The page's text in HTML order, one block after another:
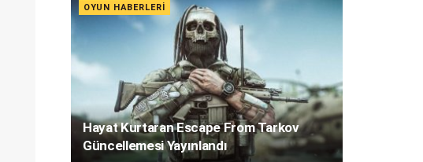
OYUN HABERLERI
Hayat Kurtaran Escape From Tarkov
Güncellemesi Yayınlandı